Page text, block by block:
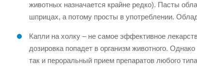
животных назначается крайне редко). Пасты
шприцах, а потому просты в употреблении.
Капли на холку – не самое эффективное
дозировка попадет в организм животного.
так и пероральный прием препаратов любого